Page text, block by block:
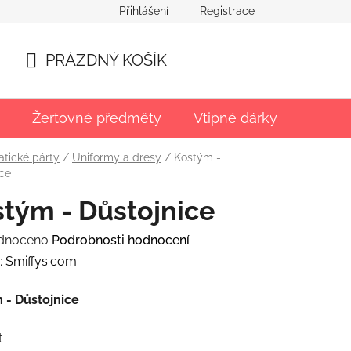
Přihlášení Registrace
KOŠÍK
PRÁZDNÝ KOŠÍK
Žertovné předměty Vtipné dárky
párty / Uniformy a dresy / Kostým -
- Důstojnice
Podrobnosti hodnocení
Smiffys.com
- Důstojnice